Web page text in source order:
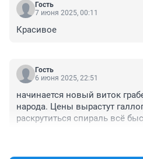
Гость
7 июня 2025, 00:11
Красивое
Гость
6 июня 2025, 22:51
начинается новый виток
народа. Цены вырастут
раскрутиться спираль всё